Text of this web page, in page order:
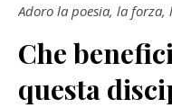
Adoro la poesia, la forza,
Che
questa